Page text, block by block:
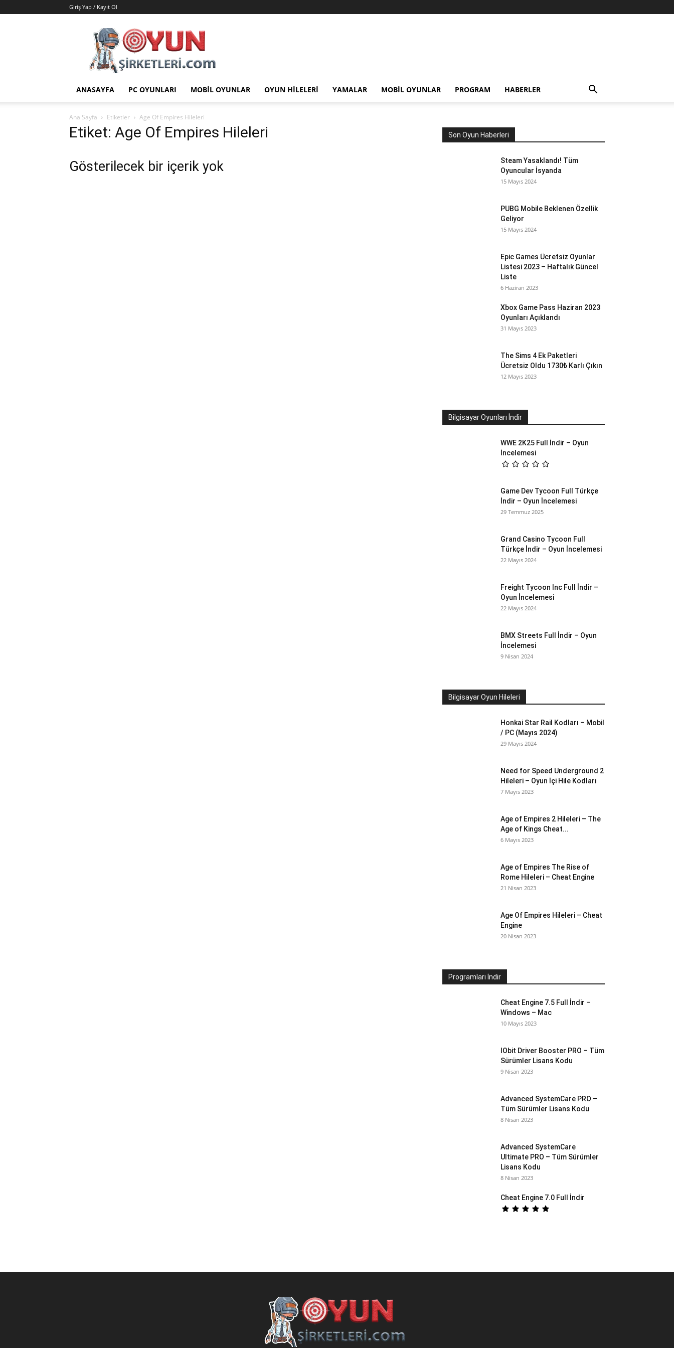
Giriş Yap / Kayıt Ol
Oyun
Şirketleri
|
Oyunlar
Hileler
ANASAYFA PC OYUNLARI MOBIL OYUNLAR OYUN HILELERI YAMALAR MOBIL OYUNLAR PROGRAM HABERLER
Ana Sayfa Etiketler Age Of Empires Hileleri
Etiket: Age Of Empires Hileleri
Gösterilecek bir içerik yok
Son Oyun Haberleri
Steam Yasaklandı! Tüm
Oyuncular İsyanda
15 Mayıs 2024
PUBG Mobile Beklenen Özellik
Geliyor
15 Mayıs 2024
Epic Games Ücretsiz Oyunlar
Listesi 2023 – Haftalık Güncel
Liste
6 Haziran 2023
Xbox Game Pass Haziran 2023
Oyunları Açıklandı
31 Mayıs 2023
The Sims 4 Ek Paketleri
Ücretsiz Oldu 1730₺ Karlı Çıkın
12 Mayıs 2023
Bilgisayar Oyunları İndir
WWE 2K25 Full İndir – Oyun
İncelemesi
Game Dev Tycoon Full Türkçe
İndir – Oyun İncelemesi
29 Temmuz 2025
Grand Casino Tycoon Full
Türkçe İndir – Oyun İncelemesi
22 Mayıs 2024
Freight Tycoon Inc Full İndir –
Oyun İncelemesi
22 Mayıs 2024
BMX Streets Full İndir – Oyun
İncelemesi
9 Nisan 2024
Bilgisayar Oyun Hileleri
Honkai Star Rail Kodları – Mobil
/ PC (Mayıs 2024)
29 Mayıs 2024
Need for Speed Underground 2
Hileleri – Oyun İçi Hile Kodları
7 Mayıs 2023
Age of Empires 2 Hileleri – The
Age of Kings Cheat...
6 Mayıs 2023
Age of Empires The Rise of
Rome Hileleri – Cheat Engine
21 Nisan 2023
Age Of Empires Hileleri – Cheat
Engine
20 Nisan 2023
Programları İndir
Cheat Engine 7.5 Full İndir –
Windows – Mac
10 Mayıs 2023
IObit Driver Booster PRO – Tüm
Sürümler Lisans Kodu
9 Nisan 2023
Advanced SystemCare PRO –
Tüm Sürümler Lisans Kodu
8 Nisan 2023
Advanced SystemCare
Ultimate PRO – Tüm Sürümler
Lisans Kodu
8 Nisan 2023
Cheat Engine 7.0 Full İndir